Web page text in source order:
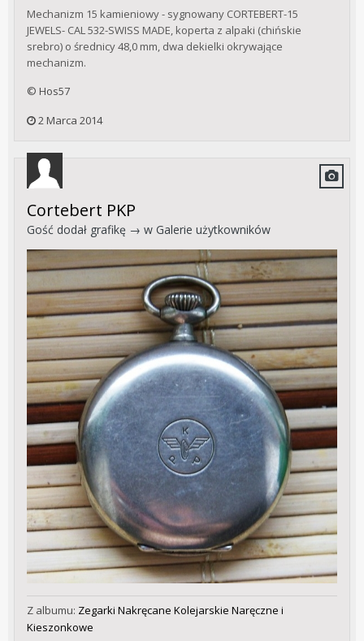
Mechanizm 15 kamieniowy - sygnowany CORTEBERT-15
JEWELS- CAL 532-SWISS MADE, koperta z alpaki (chińskie
srebro) o średnicy 48,0 mm, dwa dekielki okrywające
mechanizm.
© Hos57
2 Marca 2014
Cortebert PKP
Gość dodał grafikę → w Galerie użytkowników
Z albumu: Zegarki Nakręcane Kolejarskie Naręczne i
Kieszonkowe